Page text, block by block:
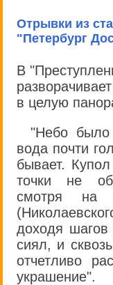
Отрывки из
"Петербург
В
в целую
"Небо было
вода почти
бывает.
точки не
смотря на
доходя шагов
сиял, и
отчетливо
украшение".